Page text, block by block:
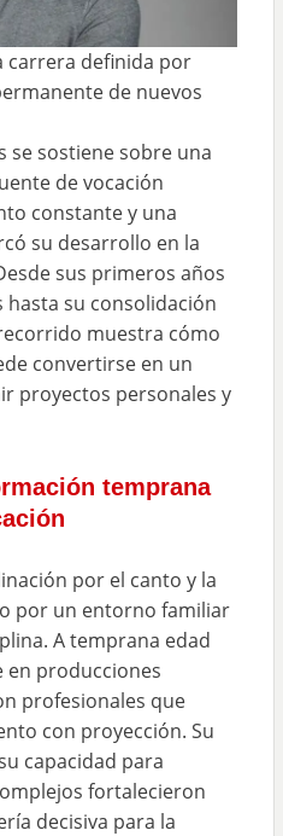
carrera definida por
de nuevos
se sostiene sobre una
de vocación
constante y una
su desarrollo en la
sus primeros años
su consolidación
muestra cómo
convertirse en un
proyectos personales y
temprana
por el canto y la
por un entorno familiar
A temprana edad
en producciones
profesionales que
con proyección. Su
capacidad para
fortalecieron
decisiva para la